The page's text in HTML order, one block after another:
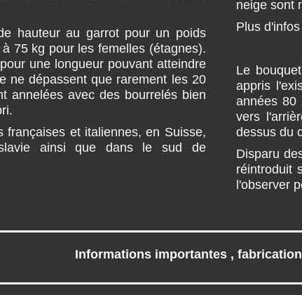
hauteur au garrot pour un poids
75 kg pour les femelles (étagnes).
une longueur pouvant atteindre
ne dépassent que rarement les 20
annelées avec des bourrelés bien
françaises et italiennes, en Suisse,
ainsi que dans le sud de
neige sont
Plus
Le
appris
années 80
vers
dessus du
Disparu
réintroduit
l'observer
Informations importantes ,